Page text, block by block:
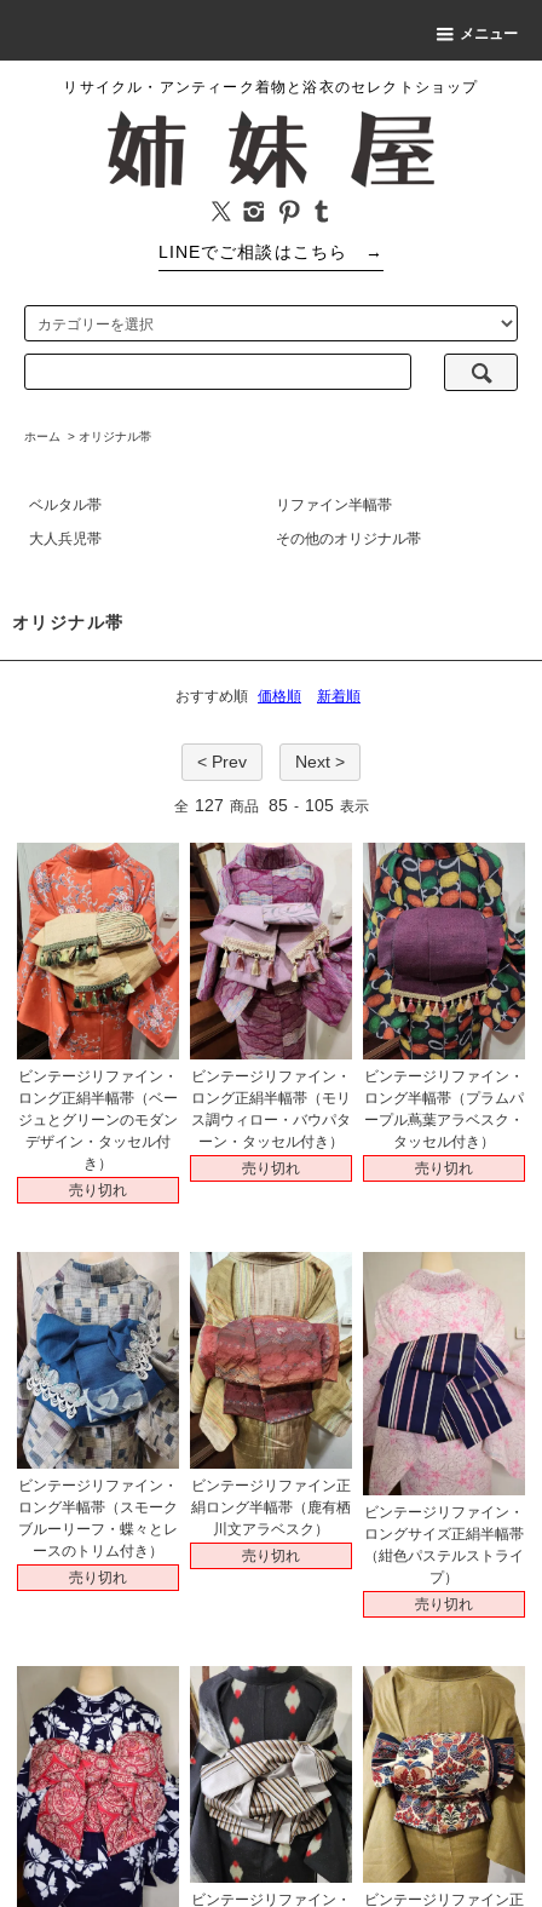
メニュー
リサイクル・アンティーク着物と浴衣のセレクトショップ
LINEでご相談はこちら →
ホーム > オリジナル帯
ベルタル帯
リファイン半幅帯
大人兵児帯
その他のオリジナル帯
オリジナル帯
おすすめ順 価格順 新着順
< Prev Next >
全 127 商品 85 - 105 表示
ビンテージリファイン・
ロング正絹半幅帯（ベー
ジュとグリーンのモダン
デザイン・タッセル付
き）
売り切れ
ビンテージリファイン・
ロング正絹半幅帯（モリ
ス調ウィロー・バウパタ
ーン・タッセル付き）
売り切れ
ビンテージリファイン・
ロング半幅帯（プラムパ
ープル蔦葉アラベスク・
タッセル付き）
売り切れ
ビンテージリファイン・
ロング半幅帯（スモーク
ブルーリーフ・蝶々とレ
ースのトリム付き）
売り切れ
ビンテージリファイン正
絹ロング半幅帯（鹿有栖
川文アラベスク）
売り切れ
ビンテージリファイン・
ロングサイズ正絹半幅帯
（紺色パステルストライ
プ）
売り切れ
ビンテージリファイン・
ビンテージリファイン正